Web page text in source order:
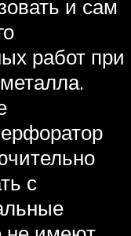
и сам
работ при
с